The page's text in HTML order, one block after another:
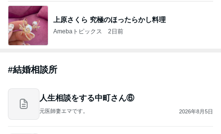
上原さくら 究極のほったらかし料理
Amebaトピックス 2日前
#結婚相談所
人生相談をする中町さん⑥
元医師妻エマです。 2026年8月5日